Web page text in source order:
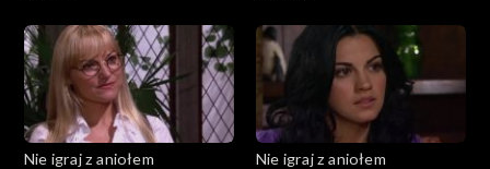
Nie igraj z aniołem
Nie igraj z aniołem